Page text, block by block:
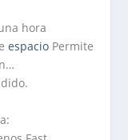
hora
espacio Permite